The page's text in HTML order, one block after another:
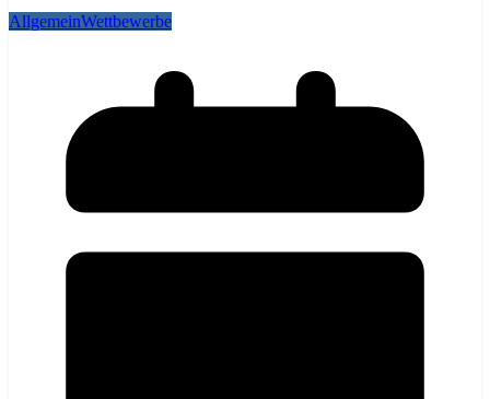
AllgemeinWettbewerbe